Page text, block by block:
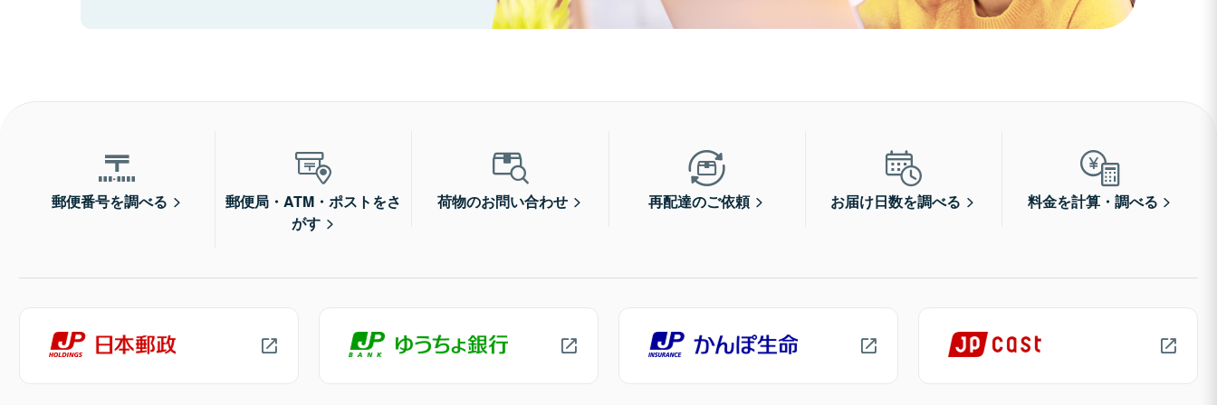
郵便番号を調べる
郵便局・ATM・ポストをさ
がす
荷物のお問い合わせ 再配達のご依頼 お届け日数を調べる 料金を計算・調べる